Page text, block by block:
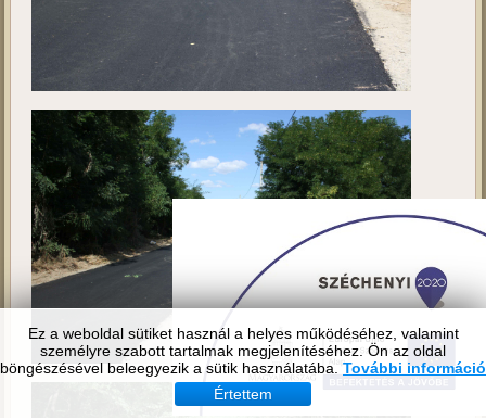
Ez a weboldal sütiket használ a helyes működéséhez, valamint
személyre szabott tartalmak megjelenítéséhez. Ön az oldal
böngészésével beleegyezik a sütik használatába. További információ
Értettem